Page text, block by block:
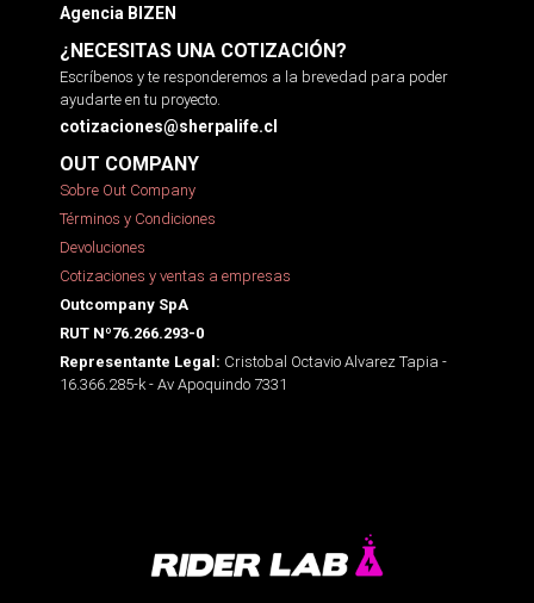
Agencia BIZEN
¿NECESITAS UNA COTIZACIÓN?
Escríbenos y te responderemos a la brevedad para poder
ayudarte en tu proyecto.
cotizaciones@sherpalife.cl
OUT COMPANY
Sobre Out Company
Términos y Condiciones
Devoluciones
Cotizaciones y ventas a empresas
Outcompany SpA
RUT Nº76.266.293-0
Representante Legal: Cristobal Octavio Alvarez Tapia -
16.366.285-k - Av Apoquindo 7331